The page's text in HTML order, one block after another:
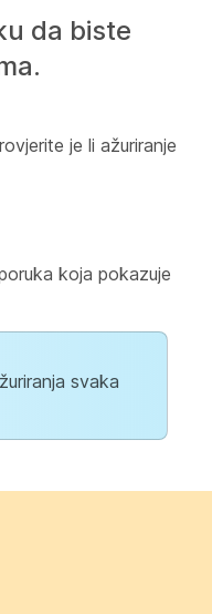
da biste
je li ažuriranje
koja pokazuje
svaka